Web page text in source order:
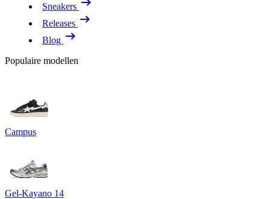
Sneakers
Releases
Blog
Populaire modellen
Campus
Gel-Kayano 14